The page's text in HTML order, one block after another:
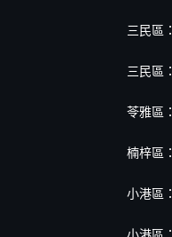
三民區：
三民區：
苓雅區：
楠梓區：
小港區 ：